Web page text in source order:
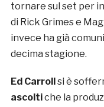
tornare sul set per
di Rick Grimes e
invece ha già
decima stagione.
Ed Carroll si è
ascoltiche la